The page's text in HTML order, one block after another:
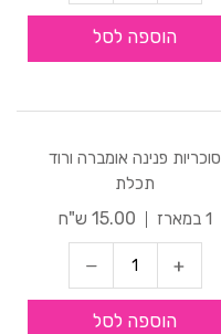
הוספה לסל
סוכריות פנינה אומברה ורוד
תכלת
1 במארז
15.00 ש"ח
הוספה לסל